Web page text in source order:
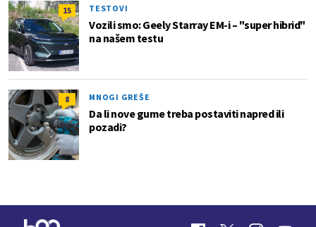
15 TESTOVI
Vozili smo: Geely Starray EM-i – "super hibrid"
na našem testu
8 MNOGI GREŠE
Da li nove gume treba postaviti napred ili
pozadi?